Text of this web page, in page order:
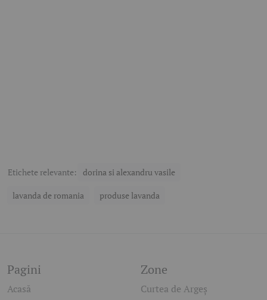
Etichete relevante: dorina si alexandru vasile
lavanda de romania produse lavanda
Pagini
Acasă
Zone
Curtea de Argeș